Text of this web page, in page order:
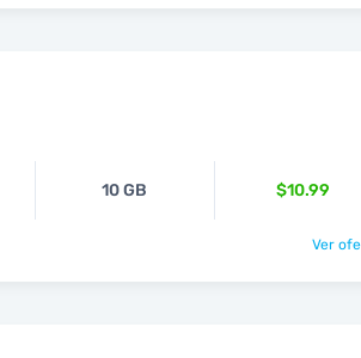
10 GB $10.99
Ver